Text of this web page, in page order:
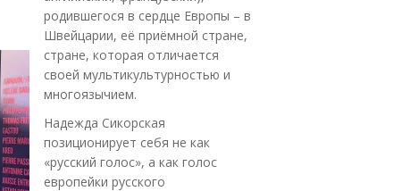
родившегося в сердце Европы – в
Швейцарии, её приёмной стране,
стране, которая отличается
своей мультикультурностью и
многоязычием.
Надежда Сикорская
позиционирует себя не как
«русский голос», а как голос
европейки русского